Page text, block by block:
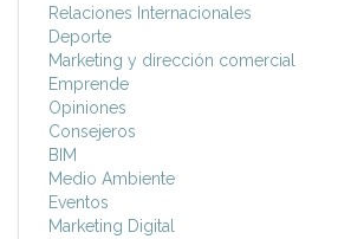
Relaciones Internacionales
Deporte
Marketing y dirección comercial
Emprende
Opiniones
Consejeros
BIM
Medio Ambiente
Eventos
Marketing Digital